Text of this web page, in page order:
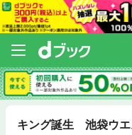
キング誕生 池袋ウエ